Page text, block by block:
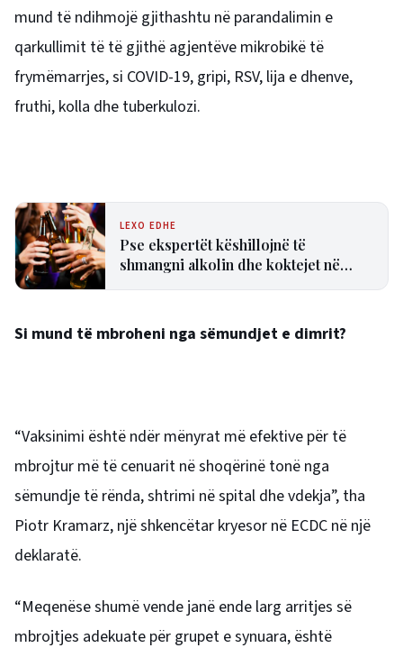
mund të ndihmojë gjithashtu në parandalimin e
qarkullimit të të gjithë agjentëve mikrobikë të
frymëmarrjes, si COVID-19, gripi, RSV, lija e dhenve,
fruthi, kolla dhe tuberkulozi.
LEXO EDHE
Pse ekspertët këshillojnë të
shmangni alkolin dhe koktejet në
Si mund të mbroheni nga sëmundjet e dimrit?
“Vaksinimi është ndër mënyrat më efektive për të
mbrojtur më të cenuarit në shoqërinë tonë nga
sëmundje të rënda, shtrimi në spital dhe vdekja”, tha
Piotr Kramarz, një shkencëtar kryesor në ECDC në një
deklaratë.
“Meqenëse shumë vende janë ende larg arritjes së
mbrojtjes adekuate për grupet e synuara, është